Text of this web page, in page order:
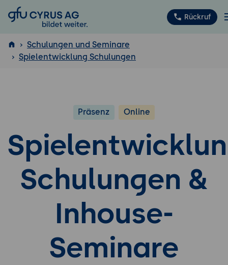
GFU Cyrus AG Rückruf
ISTQB
Schulungen und Seminare
Spielentwicklung Schulungen
Präsenz Online
Schulungen &
Inhouse-
Seminare